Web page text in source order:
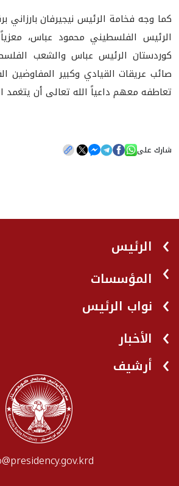
كما وجه فخامة الرئيس نيجيرفان بارزاني
الرئيس الفلسطيني محمود عباس،
كوردستان الرئيس عباس والشعب
صائب عريقات القيادي وكبير المفاوضين
تعاطفه معهم داعياً الله تعالى أن يتغمد
شارك على
الرئيس
المؤسسات
نواب الرئيس
الأخبار
أرشيف